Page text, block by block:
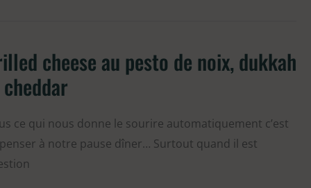
cheese au pesto de noix, dukkah
ce qui nous donne le sourire automatiquement c’est
à notre pause dîner… Surtout quand il est